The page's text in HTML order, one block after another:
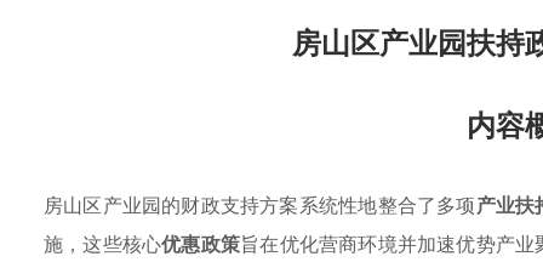
房山区产业园扶持
内容
房山区产业园的财政支持方案系统性地整合了多项产业扶
施，这些核心优惠政策旨在优化营商环境并加速优势产